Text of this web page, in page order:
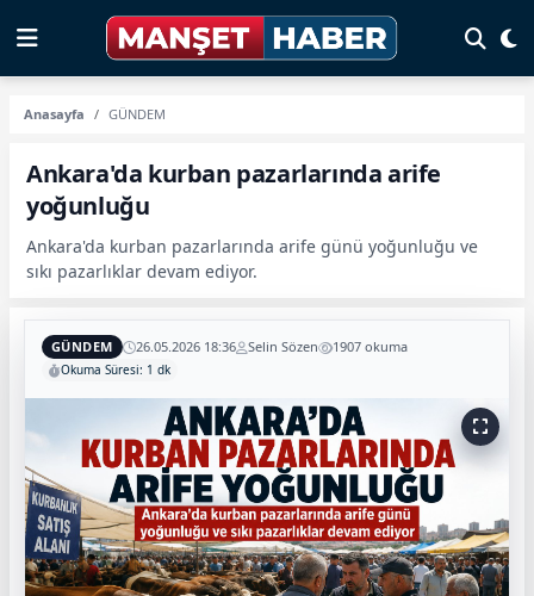
Anasayfa GÜNDEM
Ankara'da kurban pazarlarında arife
yoğunluğu
Ankara'da kurban pazarlarında arife günü yoğunluğu ve
sıkı pazarlıklar devam ediyor.
GÜNDEM 26.05.2026 18:36 Selin Sözen 1907 okuma
Okuma Süresi: 1 dk